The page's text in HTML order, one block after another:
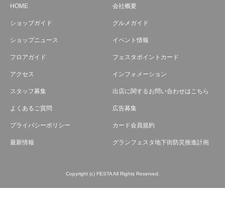
HOME 会社概要
ショップガイド グルメガイド
ショップニュース イベント情報
フロアガイド フェスタポイントカード
アクセス インフォメーション
スタッフ募集 出店に関するお問い合わせはこちら
よくあるご質問 広告募集
プライバシーポリシー カード会員規約
最新情報 グランフェスタ地下街防災推進計画
Copyright (c) FESTA All Rights Reserved.